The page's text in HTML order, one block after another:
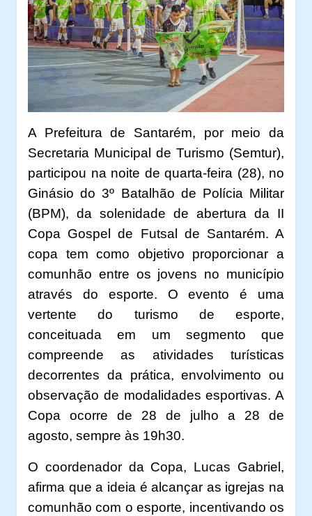
A Prefeitura de Santarém, por meio da
Secretaria Municipal de Turismo (Semtur),
participou na noite de quarta-feira (28), no
Ginásio do 3º Batalhão de Polícia Militar
(BPM), da solenidade de abertura da II
Copa Gospel de Futsal de Santarém. A
copa tem como objetivo proporcionar a
comunhão entre os jovens no município
através do esporte. O evento é uma
vertente do turismo de esporte,
conceituada em um segmento que
compreende as atividades turísticas
decorrentes da prática, envolvimento ou
observação de modalidades esportivas. A
Copa ocorre de 28 de julho a 28 de
agosto, sempre às 19h30.
O coordenador da Copa, Lucas Gabriel,
afirma que a ideia é alcançar as igrejas na
comunhão com o esporte, incentivando os